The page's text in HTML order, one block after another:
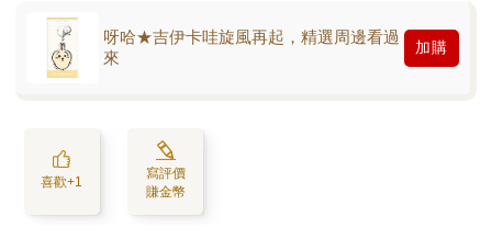
呀哈★吉伊卡哇旋風再起，精選周邊看過
來
加購
喜歡+1
寫評價
賺金幣